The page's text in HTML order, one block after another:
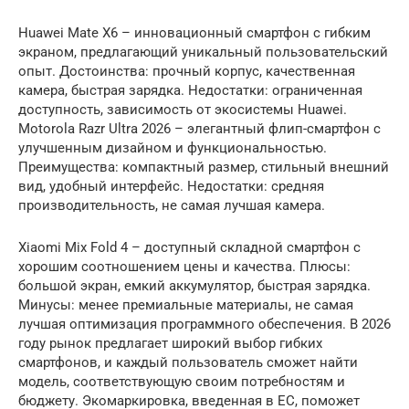
Huawei Mate X6 – инновационный смартфон с гибким
экраном, предлагающий уникальный пользовательский
опыт. Достоинства: прочный корпус, качественная
камера, быстрая зарядка. Недостатки: ограниченная
доступность, зависимость от экосистемы Huawei.
Motorola Razr Ultra 2026 – элегантный флип-смартфон с
улучшенным дизайном и функциональностью.
Преимущества: компактный размер, стильный внешний
вид, удобный интерфейс. Недостатки: средняя
производительность, не самая лучшая камера.
Xiaomi Mix Fold 4 – доступный складной смартфон с
хорошим соотношением цены и качества. Плюсы:
большой экран, емкий аккумулятор, быстрая зарядка.
Минусы: менее премиальные материалы, не самая
лучшая оптимизация программного обеспечения. В 2026
году рынок предлагает широкий выбор гибких
смартфонов, и каждый пользователь сможет найти
модель, соответствующую своим потребностям и
бюджету. Экомаркировка, введенная в ЕС, поможет